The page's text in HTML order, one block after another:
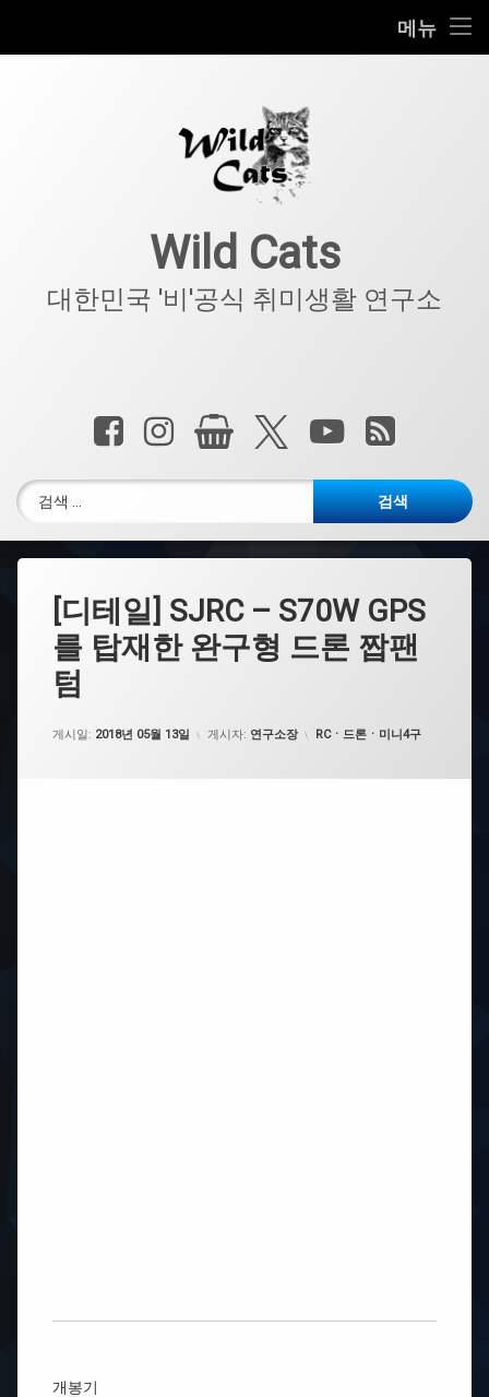
메뉴
반려동물
Wild Cats
대한민국 '비'공식 취미생활 연구소
페이스북인스타그램
상점 X.comYouTube
RSS
[디테일] SJRC – S70W GPS
를 탑재한 완구형 드론 짭팬
텀
게시일: 2018년 05월 13일 게시자: 연구소장 카테고리:
RCㆍ드론ㆍ미니4구
개봉기